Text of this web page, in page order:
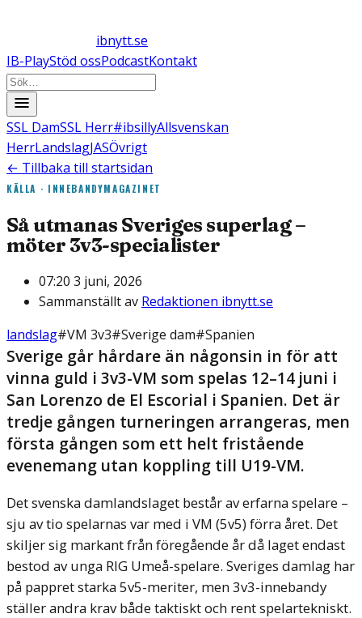
ibnytt.se
IB-PlayStöd ossPodcastKontakt
SSL DamSSL Herr#ibsillyAllsvenskan
HerrLandslagJASÖvrigt
← Tillbaka till startsidan
KÄLLA · INNEBANDYMAGAZINET
Så utmanas Sveriges superlag –
möter 3v3-specialister
07:20 3 juni, 2026
Sammanställt av Redaktionen ibnytt.se
landslag#VM 3v3#Sverige dam#Spanien
Sverige går hårdare än någonsin in för att
vinna guld i 3v3-VM som spelas 12–14 juni i
San Lorenzo de El Escorial i Spanien. Det är
tredje gången turneringen arrangeras, men
första gången som ett helt fristående
evenemang utan koppling till U19-VM.
Det svenska damlandslaget består av erfarna spelare –
sju av tio spelarnas var med i VM (5v5) förra året. Det
skiljer sig markant från föregående år då laget endast
bestod av unga RIG Umeå-spelare. Sveriges damlag har
på pappret starka 5v5-meriter, men 3v3-innebandy
ställer andra krav både taktiskt och rent spelartekniskt.